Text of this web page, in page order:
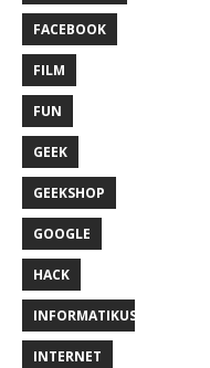
FACEBOOK
FILM
FUN
GEEK
GEEKSHOP
GOOGLE
HACK
INFORMATIKUS
INTERNET